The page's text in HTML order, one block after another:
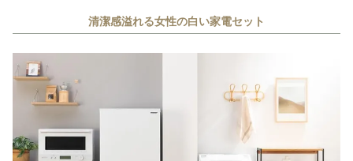
清潔感溢れる女性の白い家電セット